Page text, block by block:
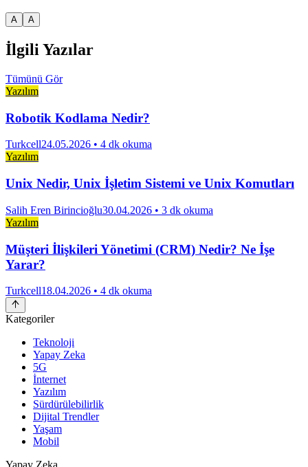
A A
İlgili Yazılar
Tümünü Gör
Yazılım
Robotik Kodlama Nedir?
Turkcell24.05.2026 • 4 dk okuma
Yazılım
Unix Nedir, Unix İşletim Sistemi ve Unix Komutları
Salih Eren Birincioğlu30.04.2026 • 3 dk okuma
Yazılım
Müşteri İlişkileri Yönetimi (CRM) Nedir? Ne İşe
Yarar?
Turkcell18.04.2026 • 4 dk okuma
Kategoriler
Teknoloji
Yapay Zeka
5G
İnternet
Yazılım
Sürdürülebilirlik
Dijital Trendler
Yaşam
Mobil
Yapay Zeka